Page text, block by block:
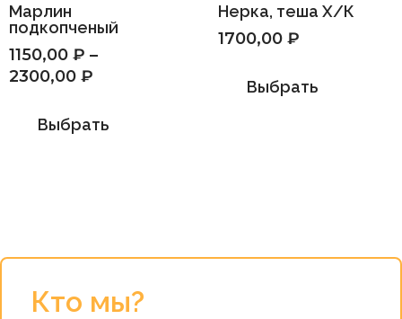
Марлин
подкопченый
1150,00 ₽ –
2300,00 ₽
Выбрать
Нерка, теша Х/К
1700,00 ₽
Выбрать
Кто мы?